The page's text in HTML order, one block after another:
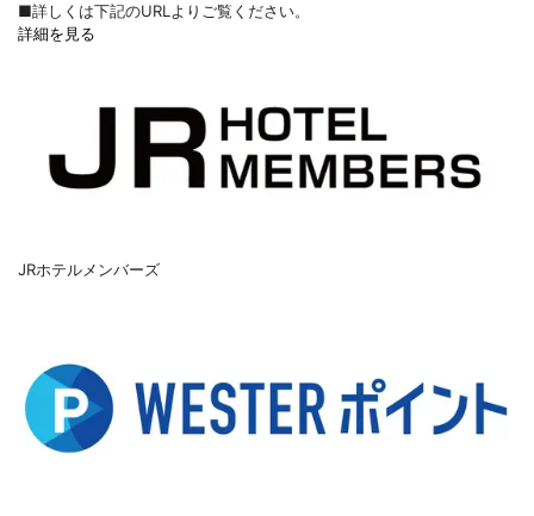
■詳しくは下記のURLよりご覧ください。
詳細を見る
JRホテルメンバーズ